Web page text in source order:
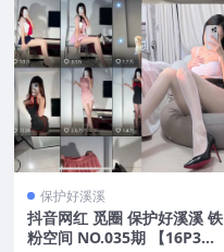
保护好溪溪
抖音网红 觅圈 保护好溪溪 铁
粉空间 NO.035期 【16P3